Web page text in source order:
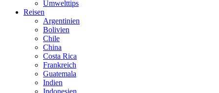
Umwelttips
Reisen
Argentinien
Bolivien
Chile
China
Costa Rica
Frankreich
Guatemala
Indien